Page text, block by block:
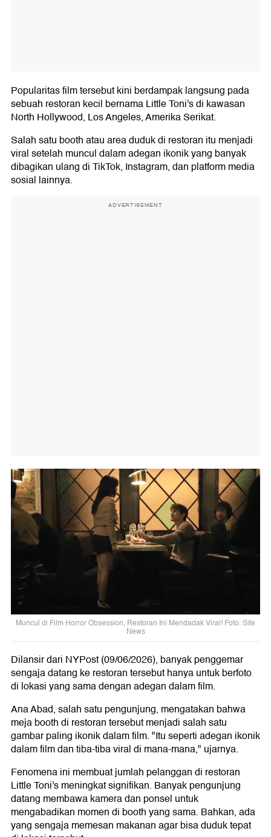
Popularitas film tersebut kini berdampak langsung pada
sebuah restoran kecil bernama Little Toni's di kawasan
North Hollywood, Los Angeles, Amerika Serikat.
Salah satu booth atau area duduk di restoran itu menjadi
viral setelah muncul dalam adegan ikonik yang banyak
dibagikan ulang di TikTok, Instagram, dan platform media
sosial lainnya.
ADVERTISEMENT
Muncul di Film Horror Obsession, Restoran Ini Mendadak Viral! Foto: Site
News
Dilansir dari NYPost (09/06/2026), banyak penggemar
sengaja datang ke restoran tersebut hanya untuk berfoto
di lokasi yang sama dengan adegan dalam film.
Ana Abad, salah satu pengunjung, mengatakan bahwa
meja booth di restoran tersebut menjadi salah satu
gambar paling ikonik dalam film. "Itu seperti adegan ikonik
dalam film dan tiba-tiba viral di mana-mana," ujarnya.
Fenomena ini membuat jumlah pelanggan di restoran
Little Toni's meningkat signifikan. Banyak pengunjung
datang membawa kamera dan ponsel untuk
mengabadikan momen di booth yang sama. Bahkan, ada
yang sengaja memesan makanan agar bisa duduk tepat